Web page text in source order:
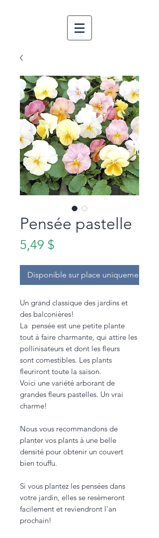
Pensée pastelle
5,49 $
Disponible sur place uniquement.
Un grand classique des jardins et
des balconières!
La pensée est une petite plante
tout à faire charmante, qui attire les
pollinisateurs et dont les fleurs
sont comestibles. Les plants
fleuriront toute la saison.
Voici une variété arborant de
grandes fleurs pastelles. Un vrai
charme!
Nous vous recommandons de
planter vos plants à une belle
densité pour obtenir un couvert
bien touffu.
Si vous plantez les pensées dans
votre jardin, elles se resèmeront
facilement et reviendront l'an
prochain!